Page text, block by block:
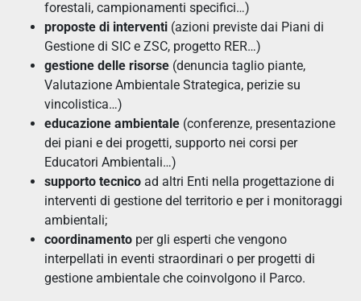
forestali, campionamenti specifici…)
proposte di interventi (azioni previste dai Piani di
Gestione di SIC e ZSC, progetto RER…)
gestione delle risorse (denuncia taglio piante,
Valutazione Ambientale Strategica, perizie su
vincolistica…)
educazione ambientale (conferenze, presentazione
dei piani e dei progetti, supporto nei corsi per
Educatori Ambientali…)
supporto tecnico ad altri Enti nella progettazione di
interventi di gestione del territorio e per i monitoraggi
ambientali;
coordinamento per gli esperti che vengono
interpellati in eventi straordinari o per progetti di
gestione ambientale che coinvolgono il Parco.